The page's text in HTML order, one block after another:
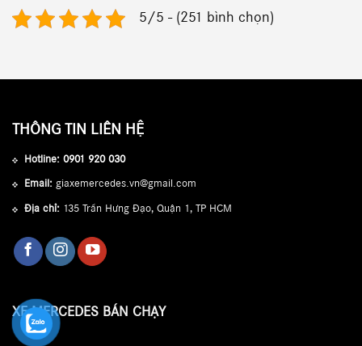
5/5 - (251 bình chọn)
THÔNG TIN LIÊN HỆ
Hotline: 0901 920 030
Email: giaxemercedes.vn@gmail.com
Địa chỉ: 135 Trần Hưng Đạo, Quận 1, TP HCM
XE MERCEDES BÁN CHẠY